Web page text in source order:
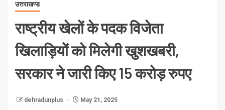
उत्तराखण्ड
राष्ट्रीय खेलों के पदक विजेता
खिलाड़ियों को मिलेगी खुशखबरी,
सरकार ने जारी किए 15 करोड़ रुपए
dehradunplus May 21, 2025